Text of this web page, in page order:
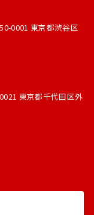
0001 東京都渋谷区
東京都千代田区外